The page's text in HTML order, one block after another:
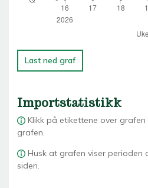
Last ned graf
Importstatistikk
Klikk på etikettene over
grafen.
Husk at grafen viser perioden
siden.